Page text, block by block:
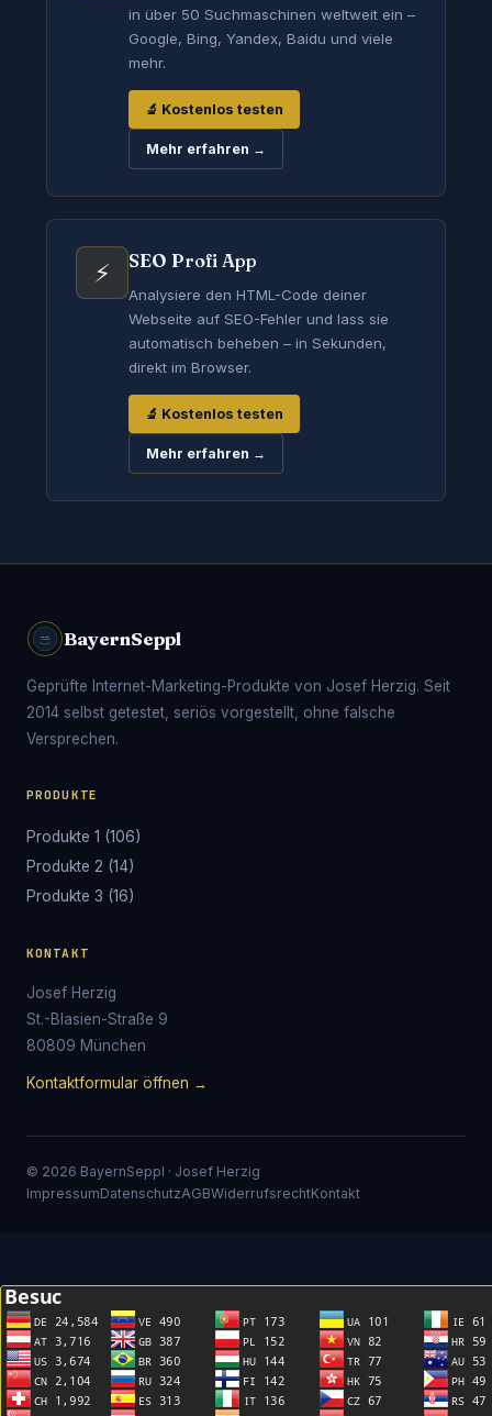
in über 50 Suchmaschinen weltweit ein –
Google, Bing, Yandex, Baidu und viele
mehr.
🔬 Kostenlos testen
Mehr erfahren →
⚡ SEO Profi App
Analysiere den HTML-Code deiner
Webseite auf SEO-Fehler und lass sie
automatisch beheben – in Sekunden,
direkt im Browser.
🔬 Kostenlos testen
Mehr erfahren →
BayernSeppl
Geprüfte Internet-Marketing-Produkte von Josef Herzig. Seit
2014 selbst getestet, seriös vorgestellt, ohne falsche
Versprechen.
PRODUKTE
Produkte 1 (106)
Produkte 2 (14)
Produkte 3 (16)
KONTAKT
Josef Herzig
St.-Blasien-Straße 9
80809 München
Kontaktformular öffnen →
© 2026 BayernSeppl · Josef Herzig
ImpressumDatenschutzAGBWiderrufsrechtKontakt